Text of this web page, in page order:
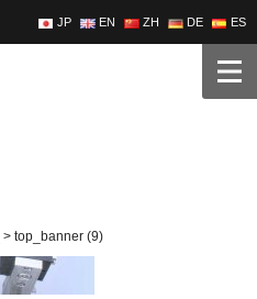
JP EN ZH DE ES
> top_banner (9)